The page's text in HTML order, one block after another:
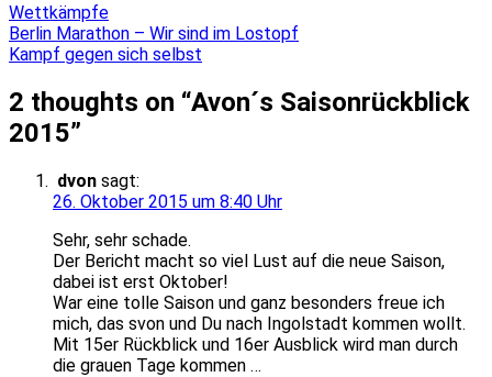
Wettkämpfe
Beitragsnavigation
Berlin Marathon – Wir sind im Lostopf
Kampf gegen sich selbst
2 thoughts on “Avon´s Saisonrückblick
2015”
dvon sagt:
26. Oktober 2015 um 8:40 Uhr
Sehr, sehr schade.
Der Bericht macht so viel Lust auf die neue Saison,
dabei ist erst Oktober!
War eine tolle Saison und ganz besonders freue ich
mich, das svon und Du nach Ingolstadt kommen wollt.
Mit 15er Rückblick und 16er Ausblick wird man durch
die grauen Tage kommen …